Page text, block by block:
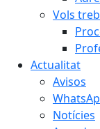
Vols
Actualitat
Avisos
Notícies